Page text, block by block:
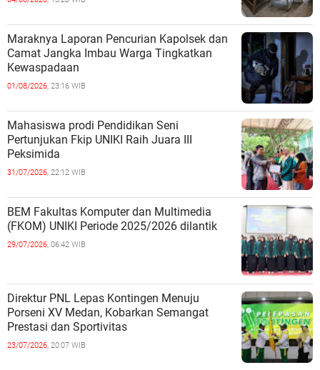
Maraknya Laporan Pencurian Kapolsek dan
Camat Jangka Imbau Warga Tingkatkan
Kewaspadaan
01/08/2026, 23:16 WIB
Mahasiswa prodi Pendidikan Seni
Pertunjukan Fkip UNIKI Raih Juara III
Peksimida
31/07/2026, 22:12 WIB
BEM Fakultas Komputer dan Multimedia
(FKOM) UNIKI Periode 2025/2026 dilantik
29/07/2026, 06:42 WIB
Direktur PNL Lepas Kontingen Menuju
Porseni XV Medan, Kobarkan Semangat
Prestasi dan Sportivitas
23/07/2026, 20:07 WIB